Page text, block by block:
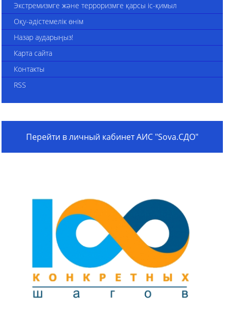
Экстремизмге және терроризмге қарсы іс-қимыл
Оқу-әдістемелік өнім
Назар аударыңыз!
Карта сайта
Контакты
RSS
Перейти в личный кабинет АИС "Sova.СДО"